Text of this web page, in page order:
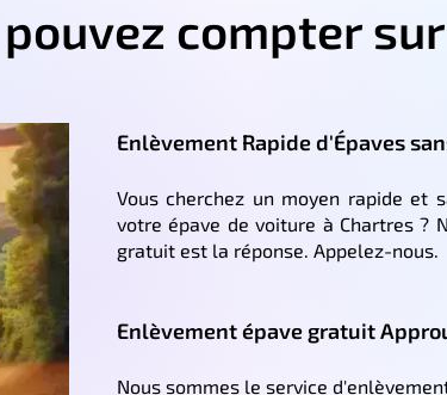
compter
Enlèvement Rapide d'Épaves
Vous cherchez un moyen rapide et
votre épave de voiture à Chartres ?
gratuit est la réponse. Appelez-nous.
Enlèvement épave gratuit
Nous sommes le service